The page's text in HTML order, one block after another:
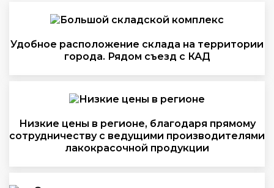
Удобное расположение склада на территории
города. Рядом съезд с КАД
Низкие цены в регионе, благодаря прямому
сотрудничеству с ведущими производителями
лакокрасочной продукции